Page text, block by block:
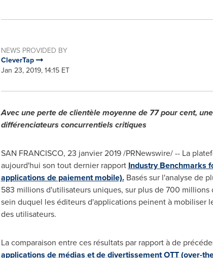
NEWS PROVIDED BY
CleverTap
Jan 23, 2019, 14:15 ET
Avec une perte de clientèle moyenne de 77 pour cent,
différenciateurs concurrentiels critiques
SAN FRANCISCO, 23 janvier 2019 /PRNewswire/ -- La
aujourd'hui son tout dernier rapport Industry Benchmarks
applications de paiement mobile).Basés sur l'analyse de
583 millions d'utilisateurs uniques, sur plus de 700
sein duquel les éditeurs d'applications peinent à mobiliser
des utilisateurs.
La comparaison entre ces résultats par rapport à de
applications de médias et de divertissement OTT (over-